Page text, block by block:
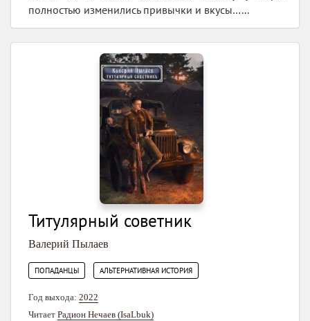
полностью изменились привычки и вкусы…...
Титулярный советник
Валерий Пылаев
ПОПАДАНЦЫ АЛЬТЕРНАТИВНАЯ ИСТОРИЯ
Год выхода: 2022
Читает Радион Нечаев (IsaLbuk)